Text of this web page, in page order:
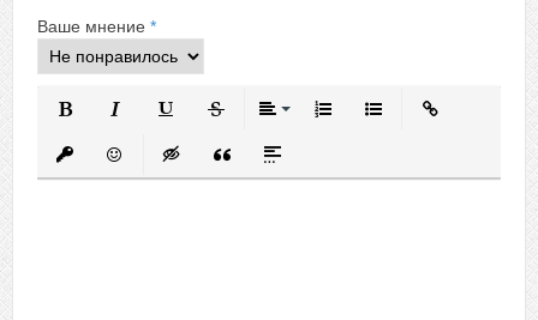
Ваше мнение *
Маркированный
Вставить
Вставить защищенную ссылку
Вставить смайлик
Вставка скрытого текста
Вставка цитаты
Вставка спойлера